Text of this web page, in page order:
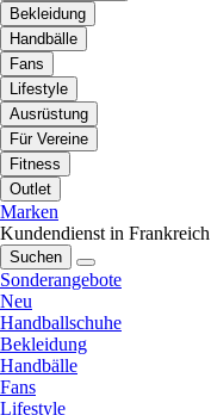
Bekleidung
Handbälle
Fans
Lifestyle
Ausrüstung
Für Vereine
Fitness
Outlet
Marken
Kundendienst in Frankreich
Suchen
Sonderangebote
Neu
Handballschuhe
Bekleidung
Handbälle
Fans
Lifestyle